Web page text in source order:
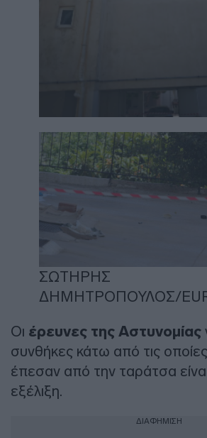
ΣΩΤΗΡΗΣ
ΔΗΜΗΤΡΟΠΟΥΛΟΣ/
Οι έρευνες της Αστυνομίας
συνθήκες κάτω από τις
έπεσαν από την ταράτσα
εξέλιξη.
ΔΙΑΦΗΜΙΣΗ